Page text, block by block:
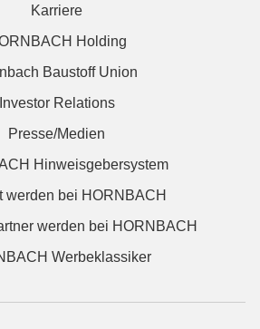
Karriere
Holding
Baustoff Union
Investor Relations
Presse/Medien
Hinweisgebersystem
werden bei HORNBACH
werden bei HORNBACH
Werbeklassiker